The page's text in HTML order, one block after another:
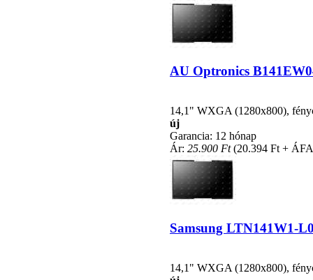
AU Optronics
14,1" WXGA (1280x800),
új
Garancia: 12 hónap
Ár: 25.900 Ft(20.394 Ft +
Samsung LTN141W1-
14,1" WXGA (1280x800),